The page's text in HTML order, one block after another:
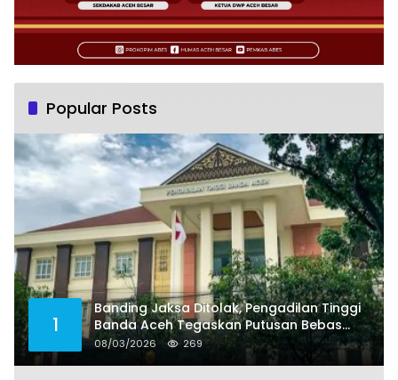
Popular Posts
1
Banding Jaksa Ditolak, Pengadilan Tinggi
Banda Aceh Tegaskan Putusan Bebas
Dua Terdakwa Korupsi Tak Bisa Diajukan
Banding
08/03/2026 269